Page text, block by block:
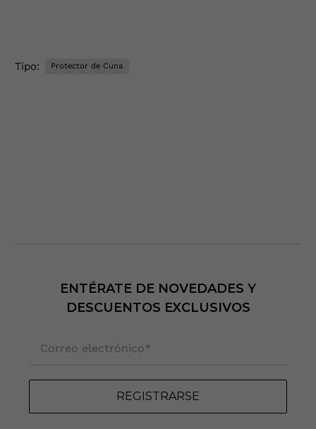
Tipo: Protector de Cuna
ENTÉRATE DE NOVEDADES Y
DESCUENTOS EXCLUSIVOS
REGISTRARSE